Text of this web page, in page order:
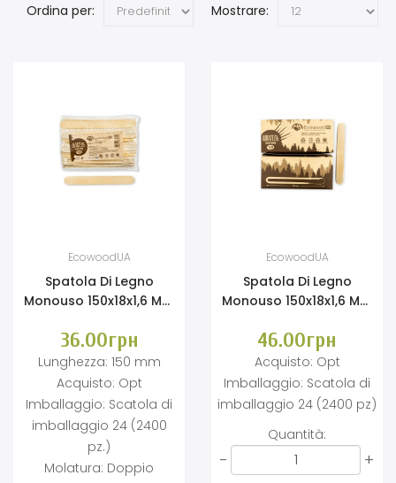
Ordina per: Mostrare:
EcowoodUA
Spatola Di Legno
Monouso 150x18x1,6 Mm
(confezione Film
Poliolefinico 100 Pz.)
36.00грн
Lunghezza: 150 mm
Acquisto: Opt
Imballaggio: Scatola di
imballaggio 24 (2400
pz.)
Molatura: Doppio
EcowoodUA
Spatola Di Legno
Monouso 150x18x1,6 Mm
(imballaggio In Cartone
100 Pz.)
46.00грн
Acquisto: Opt
Imballaggio: Scatola di
imballaggio 24 (2400 pz)
Quantità:
- +